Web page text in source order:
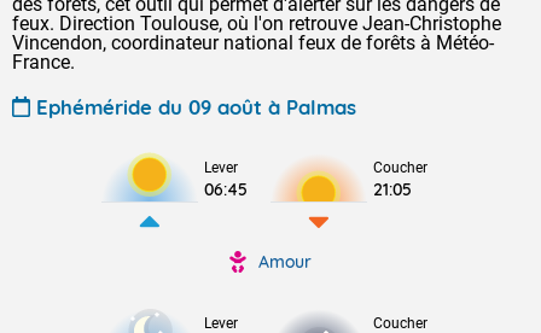
feux. Direction Toulouse, où l'on retrouve Jean-Christophe
Vincendon, coordinateur national feux de forêts à Météo-
France.
Ephéméride du 09 août à Palmas
Lever
06:45
Coucher
21:05
Amour
Lever Coucher